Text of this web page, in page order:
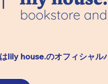
lily house.のオフィシャル​